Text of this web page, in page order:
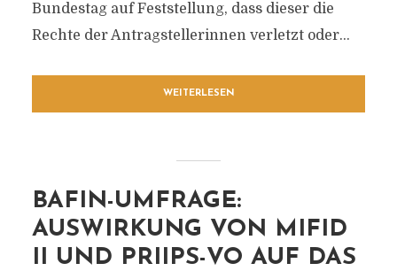
Bundestag auf Feststellung, dass dieser die
Rechte der Antragstellerinnen verletzt oder...
WEITERLESEN
BAFIN-UMFRAGE:
AUSWIRKUNG VON MIFID
II UND PRIIPS-VO AUF DAS